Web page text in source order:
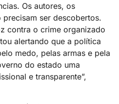
Os autores, os
precisam ser descobertos.
contra o crime organizado
alertando que a política
medo, pelas armas e pela
do estado uma
e transparente”,